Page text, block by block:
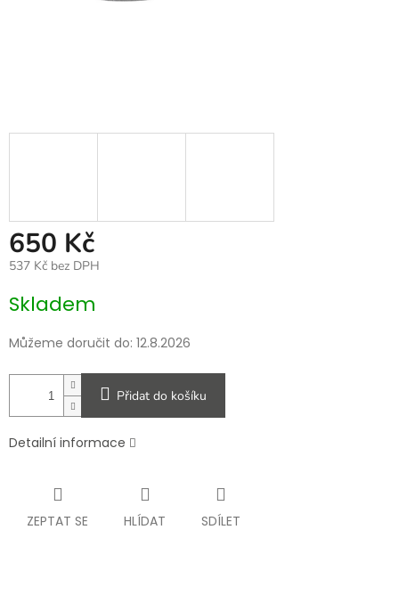
650 Kč
537 Kč bez DPH
cena:
Skladem
Můžeme doručit do: 12.8.2026
Přidat do košíku
Detailní informace
ZEPTAT SE HLÍDAT SDÍLET